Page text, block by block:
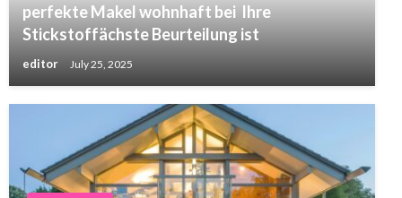
perfekte Makel wohnhaft bei Ihre
Stickstoffächste Beurteilung ist
editor July 25, 2025